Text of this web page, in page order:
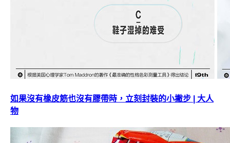
如果沒有橡皮筋也沒有膠帶時，立刻封裝的小撇步 | 大人
物